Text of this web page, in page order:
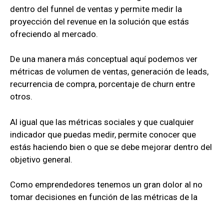
dentro del funnel de ventas y permite medir la
proyección del revenue en la solución que estás
ofreciendo al mercado.
De una manera más conceptual aquí podemos ver
métricas de volumen de ventas, generación de leads,
recurrencia de compra, porcentaje de churn entre
otros.
Al igual que las métricas sociales y que cualquier
indicador que puedas medir, permite conocer que
estás haciendo bien o que se debe mejorar dentro del
objetivo general.
Como emprendedores tenemos un gran dolor al no
tomar decisiones en función de las métricas de la